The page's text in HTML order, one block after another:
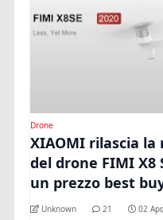
Drone
XIAOMI rilascia la
del drone FIMI X8
un prezzo best
Unknown 21 02